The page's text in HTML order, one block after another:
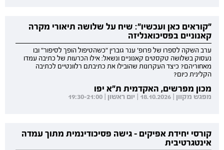
"קוראים כאן ועכשיו": שיח על שלושה תיאורי מקרה
קאנוניים בפסיכואנליזה
ערב השקה לספרו של פרופ' ענר גוברין "כשהטיפול הופך לסיפור" ובו
נעסוק בשלושה טקסטים קאנוניים ונשאל: אילו הכרעות של כתיבה עמדו
מאחוריהם? כיצד העקרונות שהובילו את כתיבתם רלוונטיים לכתיבה
הקלינית כיום?
מכון מפרשים, האקדמית ת"א יפו
מפגש מקוון | 18.10.2026 | יום ראשון | 19:30-21:00
קורסי יחידת אפיקים - גישה פסיכודינמית מתוך עמדה
אינטגרטיבית